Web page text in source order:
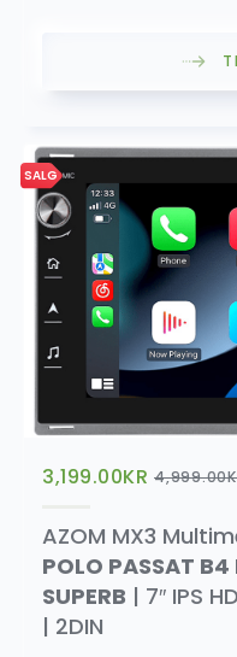
SALG
3,199.00KR 4,999.00
AZOM MX3
POLO PASSAT
SUPERB | 7″ IPS
| 2DIN